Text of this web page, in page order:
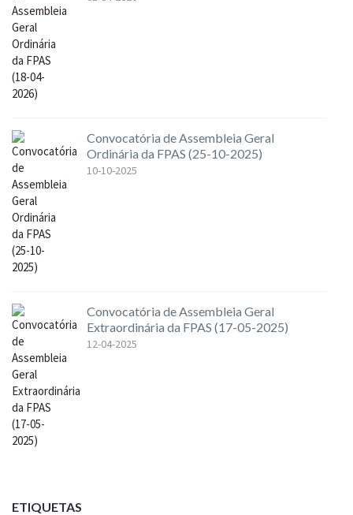
Convocatória de Assembleia Geral
Ordinária da FPAS (25-10-2025)
10-10-2025
Convocatória de Assembleia Geral
Extraordinária da FPAS (17-05-2025)
12-04-2025
ETIQUETAS